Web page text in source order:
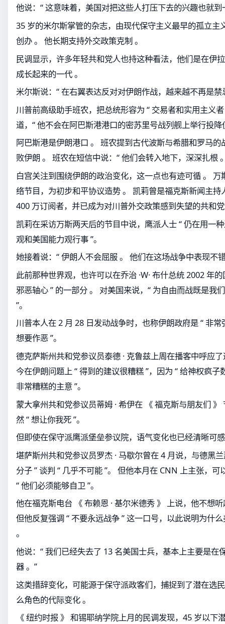
他说：“ 这意味着，美国对把这些人打压下去的兴趣也就到
35 岁的米尔斯掌管的杂志，由现代保守主义最早的孤立主
创办 。 他长期支持外交政策克制 。
民调显示，许多年轻共和党人也持这种看法，他们是在伊
成长起来的一代 。
米尔斯说：“ 在右翼表达反对对伊朗作战，越来越不再是禁
川普前高级助手班农，把总统形容为 “ 交易者和实用主义
道，“ 他不会在阿巴斯港港口的密苏里号战列舰上举行投降
阿巴斯港是伊朗港口 。 班农提到古代波斯与希腊和罗马
败伊朗 。 班农在短信中说：“ 他们会转入地下，深深扎根
白宫关注到围绕伊朗的政治变化，这一点也有迹可循 。 万
络节目，为初步和平协议造势 。 凯莉曾是福克斯新闻主持
400 万订阅者，并已成为对川普外交政策感到失望的共和
凯莉在采访万斯两天后的节目中说，鹰派人士 “ 仍在用一
观和美国能力观行事 ”。
她接着说：“ 伊朗人不会屈服 。 他们在这场战争中表现不
此前那种世界观，也许可以在乔治 ·W· 布什总统 2002 年
邪恶轴心 ” 的一部分 。 对美国来说，“ 为自由而战既是我
”。
川普本人在 2 月 28 日发动战争时，也称伊朗政府是 “ 非常
想要作恶 ”。
德克萨斯州共和党参议员泰德 · 克鲁兹上周在播客中呼应
今在伊朗问题上 “ 得到的建议很糟糕 ”，因为 “ 给神权疯子
非常糟糕的主意 ”。
蒙大拿州共和党参议员蒂姆 · 希伊在 《 福克斯与朋友们
然 “ 想让你我死 ”。
但即使在保守派鹰派堡垒参议院，语气变化也已经清晰可
堪萨斯州共和党参议员罗杰 · 马歇尔曾在 4 月说，与德黑
分子 ” 谈判 “ 几乎不可能 ”。 但他本月在 CNN 上主张，
“ 他们必须能够自卫 ”。
他在福克斯电台 《 布赖恩 · 基尔米德秀 》 上说，他不想
但他反复强调 “ 不要永远战争 ” 这一口号，以此说明为什
。
他说：“ 我们已经失去了 13 名美国士兵，基本上主要是在
器 。”
这类措辞变化，可能源于保守派政客们，捕捉到了潜在选
么角色的代际变化 。
《 纽约时报 》 和锡耶纳学院上月的民调发现，45 岁以下